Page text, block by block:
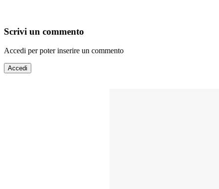
Scrivi un commento
Accedi per poter inserire un commento
Accedi